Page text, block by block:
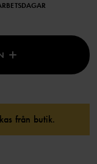
från butik.